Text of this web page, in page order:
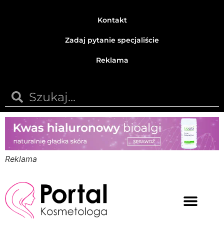
Kontakt
Zadaj pytanie specjaliście
Reklama
Reklama